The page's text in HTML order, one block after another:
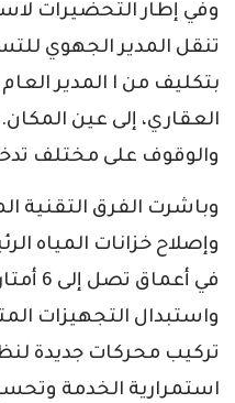
وفي إطار التحضيرات
تنقل المدير الجهوي
بتكليف من ا المدير
العقاري، إلى عين
والوقوف على مختلف
وباشرت الفرق
وإصلاح خزانات المياه
في
واستبدال التجهيزات
تركيب محركات جديدة
استمرارية الخدمة